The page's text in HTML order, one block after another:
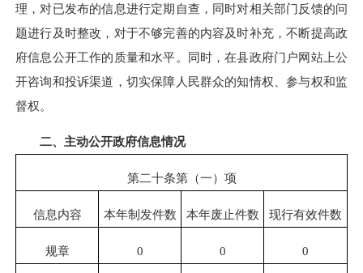
理，对已发布的信息进行定期自查，同时对相关部门反馈的问
题进行及时整改，对于不够完善的内容及时补充，不断提高政
府信息公开工作的质量和水平。同时，在县政府门户网站上公
开咨询和投诉渠道，切实保障人民群众的知情权、参与权和监
督权。
二、主动公开政府信息情况
第二十条第（一）项
信息内容 本年制发件数 本年废止件数 现行有效件数
规章 0 0 0